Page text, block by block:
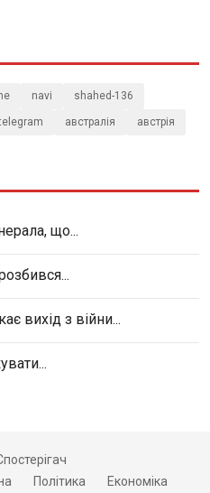
navi shahed-136
австралія австрія
що...
вихід з війни...
Політика Економіка